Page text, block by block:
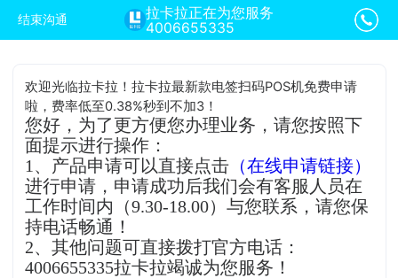
结束沟通
拉卡拉正在为您服务
4006655335
欢迎光临拉卡拉！拉卡拉最新款电签扫码POS机免费申请
啦，费率低至0.38%秒到不加3！
您好，为了更方便您办理业务，请您按照下
面提示进行操作：
1、产品申请可以直接点击 （在线申请链接）
进行申请，申请成功后我们会有客服人员在
工作时间内（9.30-18.00）与您联系，请您保
持电话畅通！
2、其他问题可直接拨打官方电话：
4006655335拉卡拉竭诚为您服务！